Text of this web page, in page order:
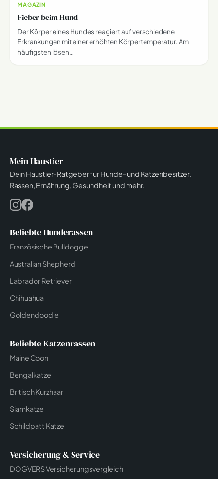
MAGAZIN
Fieber beim Hund
Der Körper eines Hundes reagiert auf verschiedene
Erkrankungen mit einer erhöhten Körpertemperatur. Am
häufigsten lösen…
Mein Haustier
Dein Haustier-Ratgeber für Hunde- und Katzenbesitzer.
Rassen, Ernährung, Gesundheit und mehr.
Beliebte Hunderassen
Französische Bulldogge
Australian Shepherd
Labrador Retriever
Chihuahua
Goldendoodle
Beliebte Katzenrassen
Maine Coon
Bengalkatze
Britisch Kurzhaar
Siamkatze
Schildpatt Katze
Versicherung & Service
DOGVERS Versicherungsvergleich